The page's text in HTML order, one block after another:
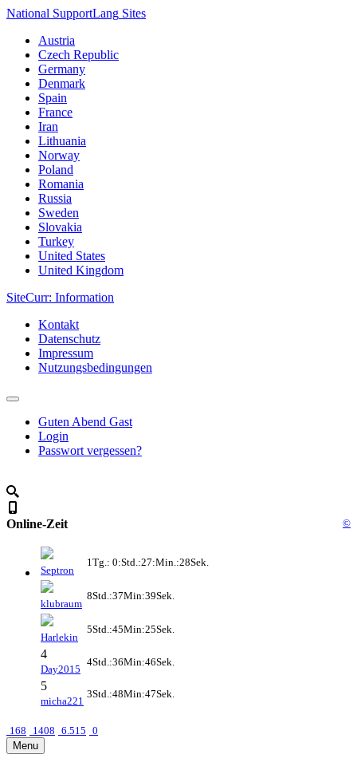
National SupportLang Sites
Austria
Czech Republic
Germany
Denmark
Spain
France
Iran
Lithuania
Norway
Poland
Romania
Russia
Sweden
Slovakia
Turkey
United States
United Kingdom
SiteCurr: Information
Kontakt
Datenschutz
Impressum
Nutzungsbedingungen
Guten Abend Gast
Login
Passwort vergessen?
Online-Zeit ©
Septron
1Tg.: 0:Std.:27:Min.:28Sek.
klubraum
8Std.:37Min:39Sek.
Harlekin
5Std.:45Min:25Sek.
4
Day2015
4Std.:36Min:46Sek.
5
micha221
3Std.:48Min:47Sek.
168 1408 6.515 0
Menu